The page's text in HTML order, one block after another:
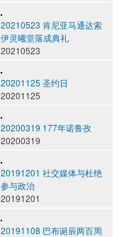
20210523 肯尼亚马通达索
伊灵曦堂落成典礼
20210523
20201125 圣约日
20201125
20200319 177年诺鲁孜
20200319
20191201 社交媒体与杜绝
参与政治
20191201
20191108 巴布诞辰两百周